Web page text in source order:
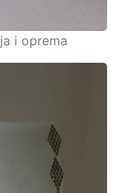
i oprema